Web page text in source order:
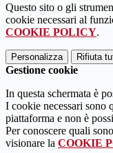
Questo sito o gli
cookie necessari al
COOKIE POLICY.
Personalizza Rifiuta
Gestione cookie
In questa schermata è
I cookie necessari sono
piattaforma e non è
Per conoscere quali
visionare la COOKIE